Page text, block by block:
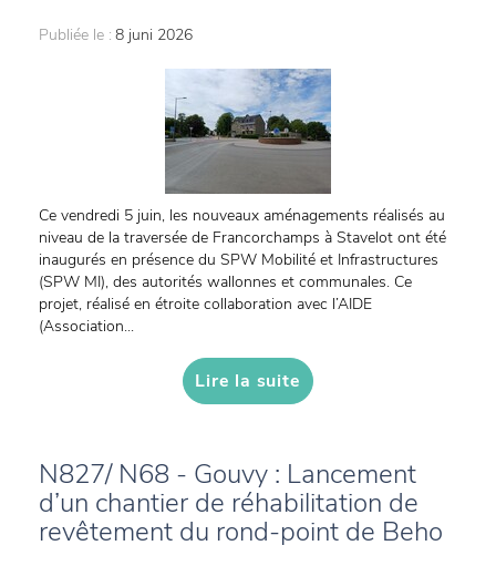
Publiée le : 8 juni 2026
Ce vendredi 5 juin, les nouveaux aménagements réalisés au
niveau de la traversée de Francorchamps à Stavelot ont été
inaugurés en présence du SPW Mobilité et Infrastructures
(SPW MI), des autorités wallonnes et communales. Ce
projet, réalisé en étroite collaboration avec l’AIDE
(Association...
Lire la suite
N827/ N68 - Gouvy : Lancement
d’un chantier de réhabilitation de
revêtement du rond-point de Beho